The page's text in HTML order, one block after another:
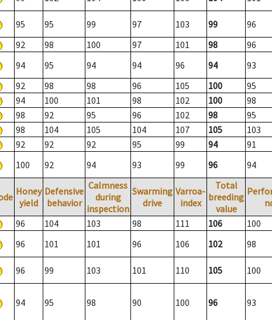
95 95 99 97 103 99
96
92 98 100 97 101 98
96
94 95 94 94 96 94
93
92 98 98 96 105 100
95
94 100 101 98 102 100
98
98 92 95 96 102 98
95
98 104 105 104 107 105
103
92 92 92 95 99 94
91
100 92 94 93 99 96 94
Honey
yield
Defensive
behavior
Calmness
during
inspection
Swarming
drive
Varroa-
index
Total
breeding
value
96 104 103 98 111 106
100
96 101 101 96 106 102 98
96 99 103 101 110 105 100
94 95 98 90 100 96 93